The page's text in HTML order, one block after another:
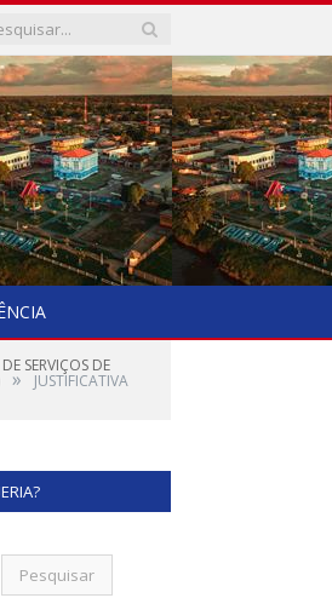
SERVIÇOS DE
» JUSTIFICATIVA